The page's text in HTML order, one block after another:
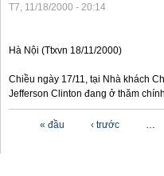
T7, 11/18/2000 - 20:14
Hà Nội (Ttxvn 18/11/2000)
Chiều ngày 17/11, tại Nhà khách
Jefferson Clinton đang ở thăm
« đầu ‹ trước …